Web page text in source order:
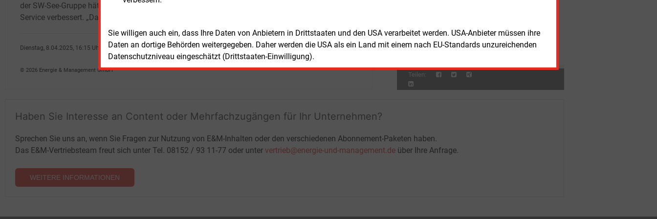
Sie willigen auch ein, dass Ihre Daten von Anbietern in Drittstaaten und den USA verarbeitet werden. USA-Anbieter müssen ihre
Daten an dortige Behörden weitergegeben. Daher werden die USA als ein Land mit einem nach EU-Standards unzureichenden
Datenschutzniveau eingeschätzt (Drittstaaten-Einwilligung).
der SW-See-Gruppe hätten unter ihm ihren
Service verbessert. „Dazu kam, dass der
Dienstag, 8.04.2025, 16:15 Uhr
© 2026 Energie & Management GmbH
zu Batteriespeichern
Wärmepumpen-Absatz steigt im ersten
Teilen:
Haben Sie Interesse an Content oder Mehrfachzugängen für Ihr Unternehmen?
Sprechen Sie uns an, wenn Sie Fragen zur Nutzung von E&M-Inhalten oder den verschiedenen Abonnement-Paketen haben.
Das E&M-Vertriebsteam freut sich unter Tel. 08152 / 93 11-77 oder unter vertrieb@energie-und-management.de über Ihre Anfrage.
WEITERE INFORMATIONEN